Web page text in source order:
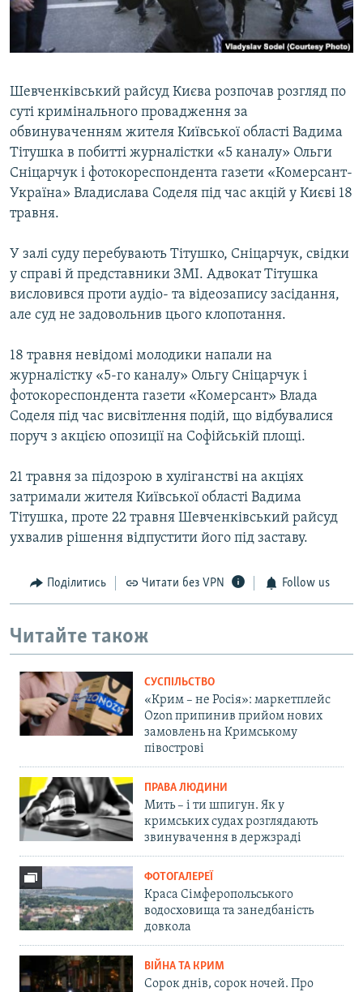
ВІДЕОУРОКИ «ELIFBE»
СВІДЧЕННЯ ОКУПАЦІЇ
Русский
Qırımtatar
Усі сайти RFE/RL
Шевченківський райсуд Києва розпочав розгляд по
суті кримінального провадження за
обвинуваченням жителя Київської області Вадима
Тітушка в побитті журналістки «5 каналу» Ольги
Сніцарчук і фотокореспондента газети «Комерсант-
Україна» Владислава Соделя під час акцій у Києві 18
травня.
У залі суду перебувають Тітушко, Сніцарчук, свідки
у справі й представники ЗМІ. Адвокат Тітушка
висловився проти аудіо- та відеозапису засідання,
але суд не задовольнив цього клопотання.
18 травня невідомі молодики напали на
журналістку «5-го каналу» Ольгу Сніцарчук і
фотокореспондента газети «Комерсант» Влада
Соделя під час висвітлення подій, що відбувалися
поруч з акцією опозиції на Софійській площі.
21 травня за підозрою в хуліганстві на акціях
затримали жителя Київської області Вадима
Тітушка, проте 22 травня Шевченківський райсуд
ухвалив рішення відпустити його під заставу.
Поділитись Читати без VPN Follow us
Читайте також
СУСПІЛЬСТВО
«Крим – не Росія»: маркетплейс
Ozon припинив прийом нових
замовлень на Кримському
півострові
ПРАВА ЛЮДИНИ
Мить – і ти шпигун. Як у
кримських судах розглядають
звинувачення в держзраді
ФОТОГАЛЕРЕЇ
Краса Сімферопольського
водосховища та занедбаність
довкола
ВІЙНА ТА КРИМ
Сорок днів, сорок ночей. Про